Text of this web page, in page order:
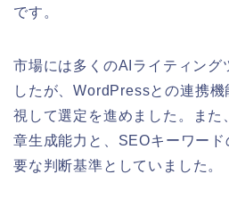
です。
市場には多くのAIライティング
したが、WordPressとの連携
視して選定を進めました。また
章生成能力と、SEOキーワー
要な判断基準としていました。